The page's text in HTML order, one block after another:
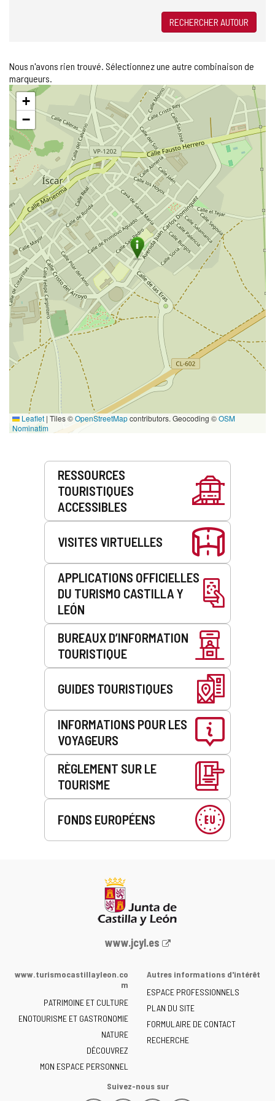
RECHERCHER AUTOUR
Nous n'avons rien trouvé. Sélectionnez une autre combinaison de
marqueurs.
Sauter
la
carte
+
−
Leaflet | Tiles ©OpenStreetMapcontributors. Geocoding ©OSM
Nominatim
Prestations
RESSOURCES
TOURISTIQUES
ACCESSIBLES
VISITES VIRTUELLES
APPLICATIONS OFFICIELLES
DU TURISMO CASTILLA Y
LEÓN
BUREAUX D’INFORMATION
TOURISTIQUE
GUIDES TOURISTIQUES
INFORMATIONS POUR LES
VOYAGEURS
RÈGLEMENT SUR LE
TOURISME
FONDS EUROPÉENS
Portail
la
de
Castilla
y
León
-
www.jcyl.es
www.turismocastillayleon.co
m
PATRIMOINE ET CULTURE
ENOTOURISME ET GASTRONOMIE
NATURE
DÉCOUVREZ
MON ESPACE PERSONNEL
Autres informations d'intérêt
ESPACE PROFESSIONNELS
PLAN DU SITE
FORMULAIRE DE CONTACT
RECHERCHE
Suivez-nous sur